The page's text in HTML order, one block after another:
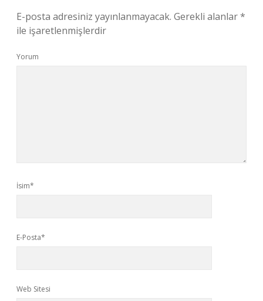
E-posta adresiniz yayınlanmayacak. Gerekli alanlar*
ile işaretlenmişlerdir
Yorum
İsim*
E-Posta*
Web Sitesi